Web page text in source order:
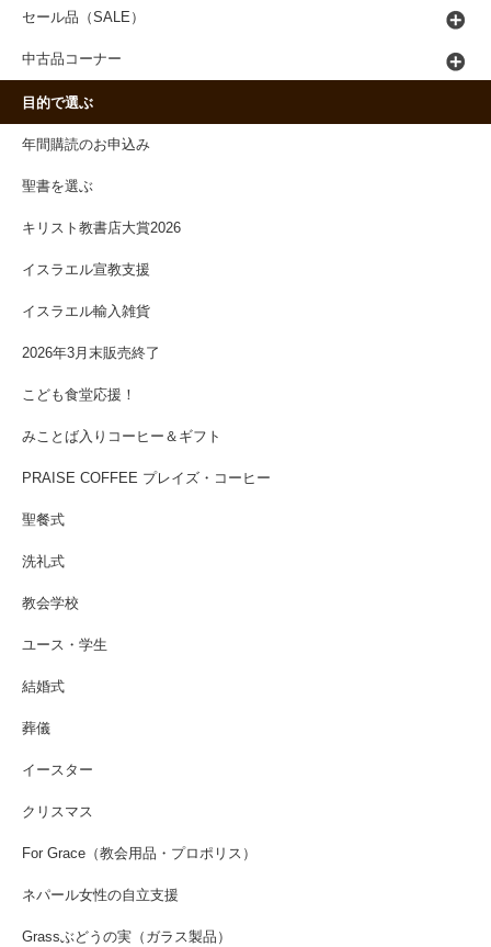
セール品（SALE）
中古品コーナー
目的で選ぶ
年間購読のお申込み
聖書を選ぶ
キリスト教書店大賞2026
イスラエル宣教支援
イスラエル輸入雑貨
2026年3月末販売終了
こども食堂応援！
みことば入りコーヒー＆ギフト
PRAISE COFFEE プレイズ・コーヒー
聖餐式
洗礼式
教会学校
ユース・学生
結婚式
葬儀
イースター
クリスマス
For Grace（教会用品・プロポリス）
ネパール女性の自立支援
Grassぶどうの実（ガラス製品）